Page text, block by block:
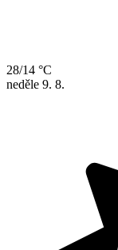
28/14 °C
neděle 9. 8.